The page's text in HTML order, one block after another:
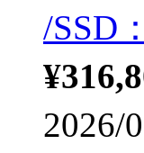
/SSD
2026/